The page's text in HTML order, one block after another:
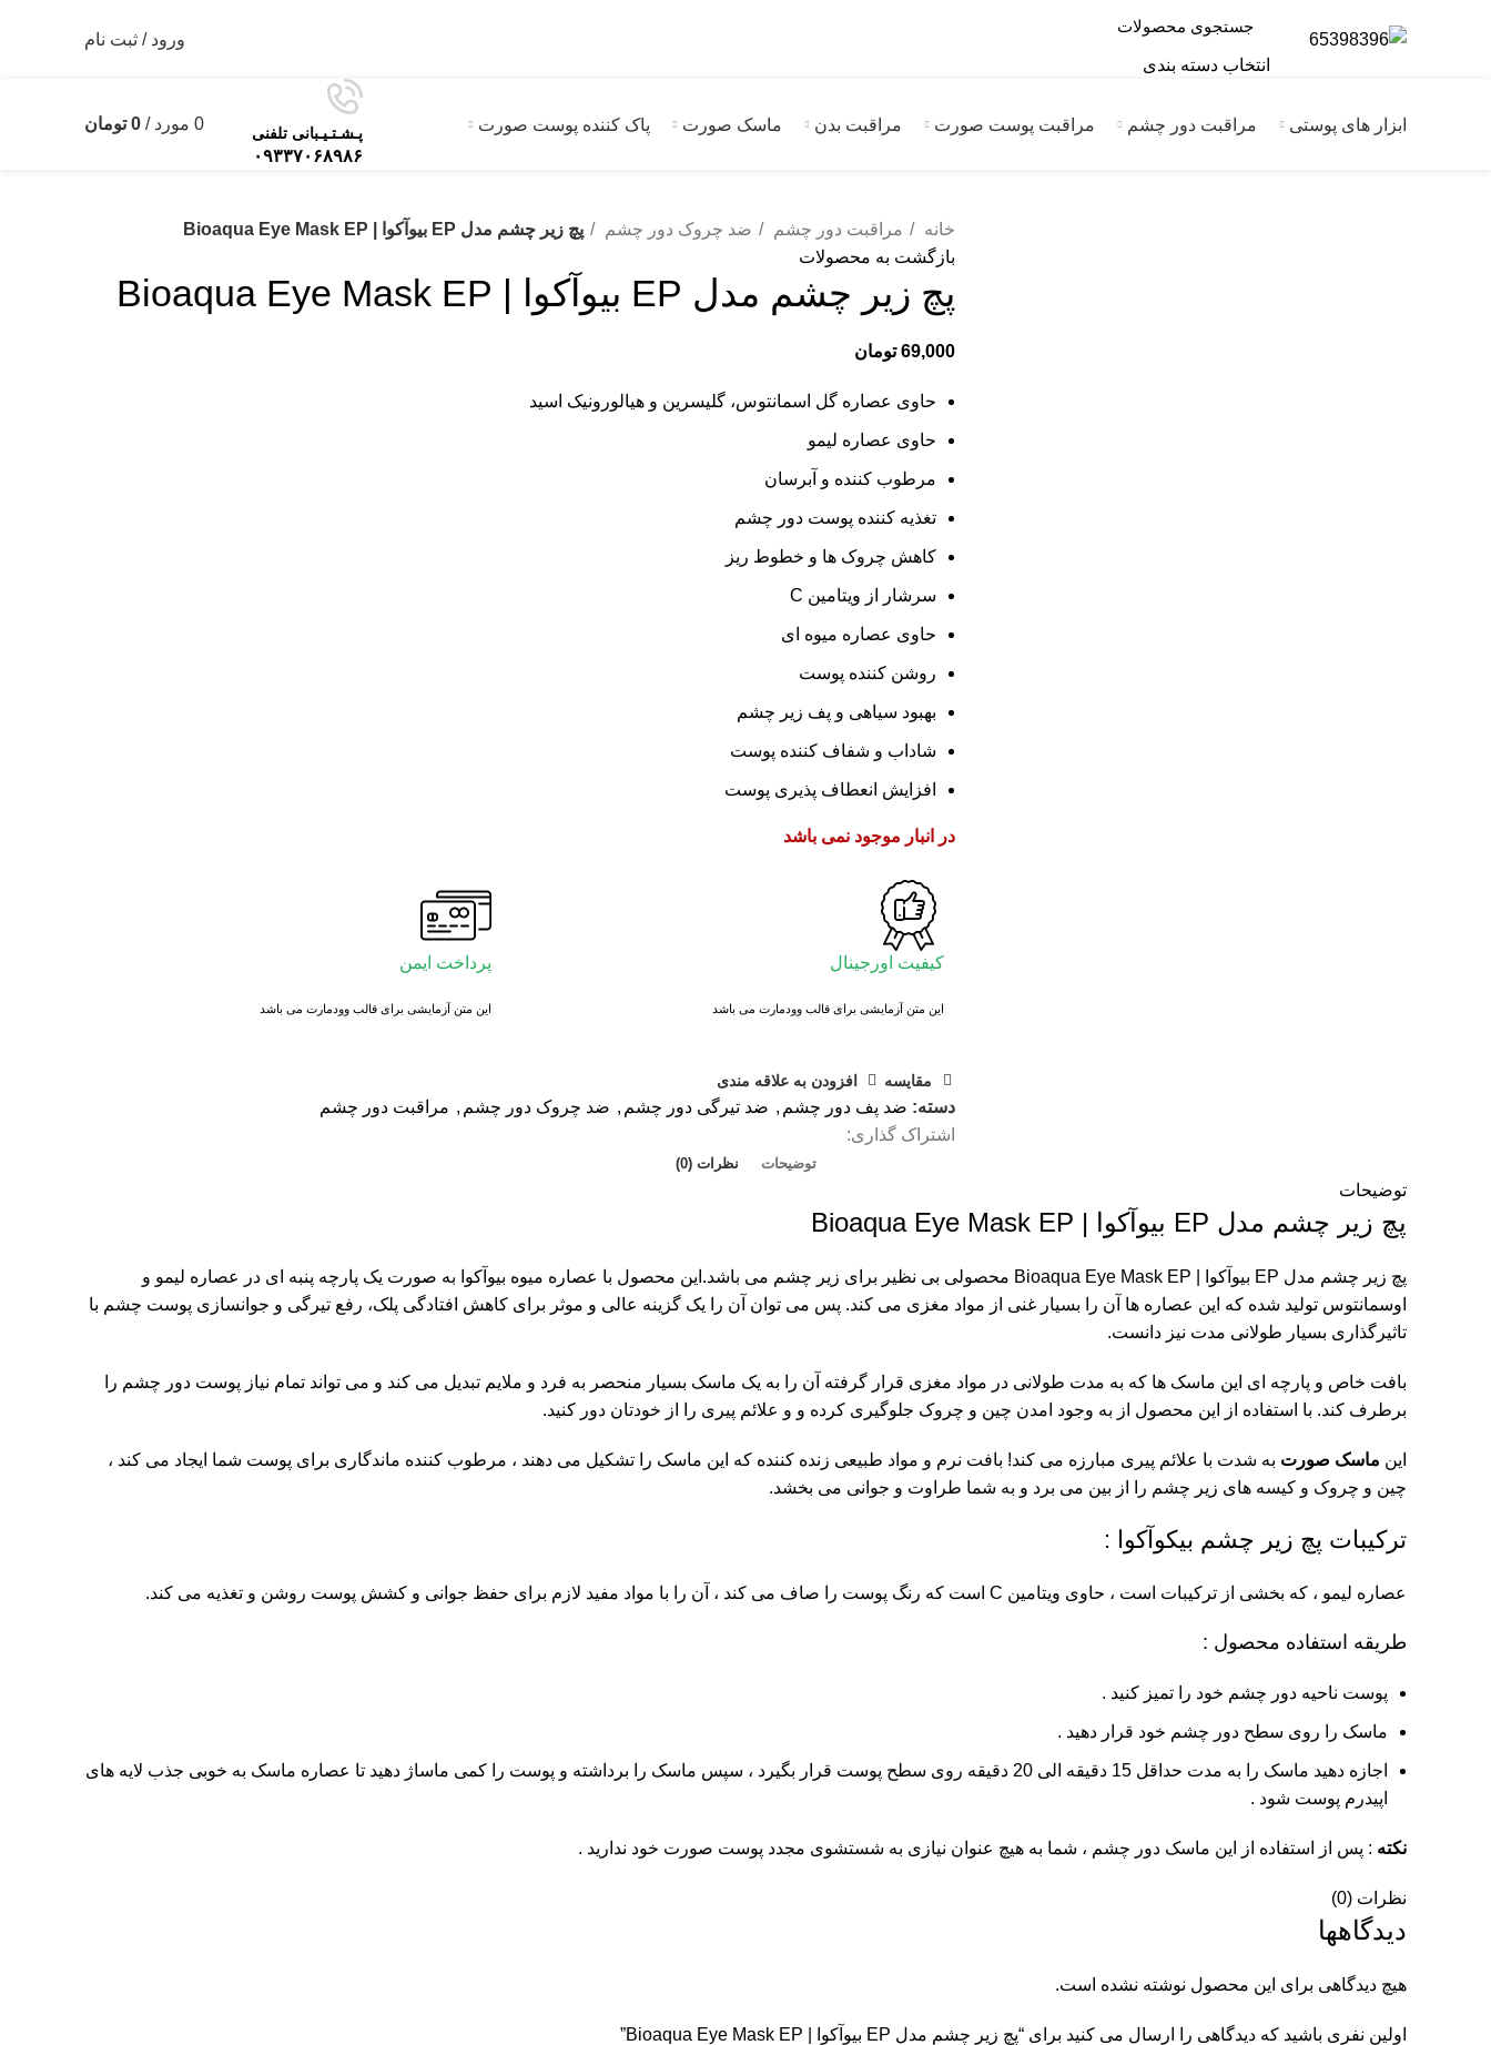
انتخاب دسته بندی
ورود / ثبت نام
ابزار های پوستی مراقبت دور چشم مراقبت پوست صورت مراقبت بدن ماسک صورت پاک کننده پوست صورت پـشـتـیـبانی تلفنی
۰۹۳۳۷۰۶۸۹۸۶
0 مورد /
0 تومان
خانه مراقبت دور چشم ضد چروک دور چشم
پچ زیر چشم مدل EP بیوآکوا | Bioaqua Eye Mask EP
بازگشت به محصولات
پچ زیر چشم مدل EP بیوآکوا | Bioaqua Eye Mask EP
69,000 تومان
حاوی عصاره گل اسمانتوس، گلیسرین و هیالورونیک اسید
حاوی عصاره لیمو
مرطوب کننده و آبرسان
تغذیه کننده پوست دور چشم
کاهش چروک ها و خطوط ریز
سرشار از ویتامین C
حاوی عصاره میوه ای
روشن کننده پوست
بهبود سیاهی و پف زیر چشم
شاداب و شفاف کننده پوست
افزایش انعطاف پذیری پوست
در انبار موجود نمی باشد
کیفیت اورجینال
این متن آزمایشی برای قالب وودمارت می باشد
پرداخت ایمن
این متن آزمایشی برای قالب وودمارت می باشد
مقايسه افزودن به علاقه مندی
دسته: ضد پف دور چشم , ضد تیرگی دور چشم , ضد چروک دور چشم , مراقبت دور چشم
اشتراک گذاری:
توضیحات نظرات (0)
توضیحات
پچ زیر چشم مدل EP بیوآکوا | Bioaqua Eye Mask EP
پچ زیر چشم مدل EP بیوآکوا | Bioaqua Eye Mask EP محصولی بی نظیر برای زیر چشم می باشد.این محصول با عصاره میوه بیوآکوا به صورت یک پارچه پنبه ای در عصاره لیمو و
اوسمانتوس تولید شده که این عصاره ها آن را بسیار غنی از مواد مغزی می کند. پس می توان آن را یک گزینه عالی و موثر برای کاهش افتادگی پلک، رفع تیرگی و جوانسازی پوست چشم با
تاثیرگذاری بسیار طولانی مدت نیز دانست.
بافت خاص و پارچه ای این ماسک ها که به مدت طولانی در مواد مغزی قرار گرفته آن را به یک ماسک بسیار منحصر به فرد و ملایم تبدیل می کند و می تواند تمام نیاز پوست دور چشم را
برطرف کند. با استفاده از این محصول از به وجود امدن چین و چروک جلوگیری کرده و و علائم پیری را از خودتان دور کنید.
این ماسک صورت به شدت با علائم پیری مبارزه می کند! بافت نرم و مواد طبیعی زنده کننده که این ماسک را تشکیل می دهند ، مرطوب کننده ماندگاری برای پوست شما ایجاد می کند ،
چین و چروک و کیسه های زیر چشم را از بین می برد و به شما طراوت و جوانی می بخشد.
ترکیبات پچ زیر چشم بیکوآکوا :
عصاره لیمو ، که بخشی از ترکیبات است ، حاوی ویتامین C است که رنگ پوست را صاف می کند ، آن را با مواد مفید لازم برای حفظ جوانی و کشش پوست روشن و تغذیه می کند.
طریقه استفاده محصول :
پوست ناحیه دور چشم خود را تمیز کنید .
ماسک را روی سطح دور چشم خود قرار دهید .
اجازه دهید ماسک را به مدت حداقل 15 دقیقه الی 20 دقیقه روی سطح پوست قرار بگیرد ، سپس ماسک را برداشته و پوست را کمی ماساژ دهید تا عصاره ماسک به خوبی جذب لایه های
اپیدرم پوست شود .
نکته : پس از استفاده از این ماسک دور چشم ، شما به هیچ عنوان نیازی به شستشوی مجدد پوست صورت خود ندارید .
نظرات (0)
دیدگاهها
هیچ دیدگاهی برای این محصول نوشته نشده است.
اولین نفری باشید که دیدگاهی را ارسال می کنید برای “پچ زیر چشم مدل EP بیوآکوا | Bioaqua Eye Mask EP”